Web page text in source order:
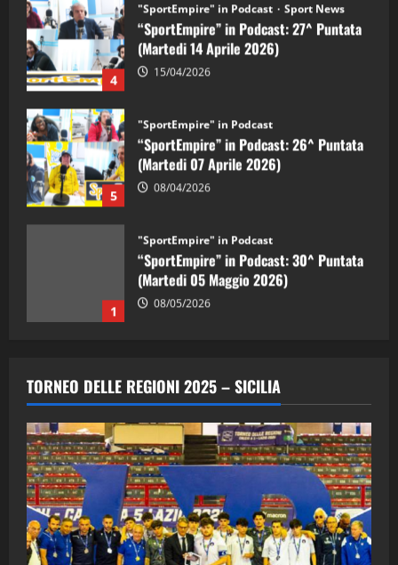
4
"SportEmpire" in Podcast Sport News
“SportEmpire” in Podcast: 27^ Puntata
(Martedi 14 Aprile 2026)
15/04/2026
5
"SportEmpire" in Podcast
“SportEmpire” in Podcast: 26^ Puntata
(Martedi 07 Aprile 2026)
08/04/2026
1
"SportEmpire" in Podcast
“SportEmpire” in Podcast: 30^ Puntata
(Martedi 05 Maggio 2026)
08/05/2026
2
“SportEmpire” in Podcast: 29^ Puntata
(Martedi 28 Aprile 2026)
3
"SportEmpire" in Podcast
“SportEmpire” in Podcast: 28^ Puntata
(Martedi 21 Aprile 2026)
21/04/2026
TORNEO DELLE REGIONI 2025 – SICILIA